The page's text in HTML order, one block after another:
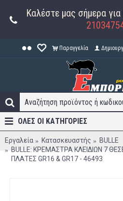
Καλέστε μας σήμερα
Παραγγελία
ΟΛΕΣ ΟΙ ΚΑΤΗΓΟΡΊΕΣ
Εργαλεία Κατασκευαστής
BULLE
BULLE: ΚΡΕΜΑΣΤΡΑ ΚΛΕΙΔΙΩΝ 7
ΠΛΑΤΕΣ GR16 & GR17 - 46493